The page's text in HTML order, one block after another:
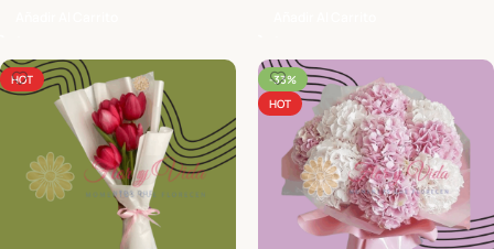
HOT
-33%
HOT